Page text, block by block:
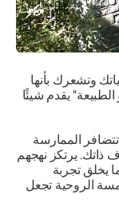
وتشعرك بأنها
يقدم شيئًا
الممارسة
يرتكز نهجهم
يخلق تجربة
الروحية تجعل